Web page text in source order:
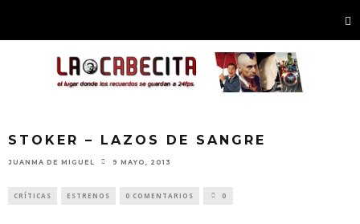
STOKER – LAZOS DE SANGRE
JUANMA DE MIGUEL 9 MAYO, 2013
CRÍTICAS ESTRENOS 0 COMENTARIOS 0